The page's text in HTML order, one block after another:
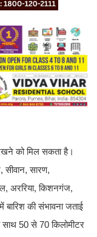
को मिल सकता है।
सीवान, सारण,
अररिया, किशनगंज,
बारिश की संभावना जताई
50 से 70 किलोमीटर